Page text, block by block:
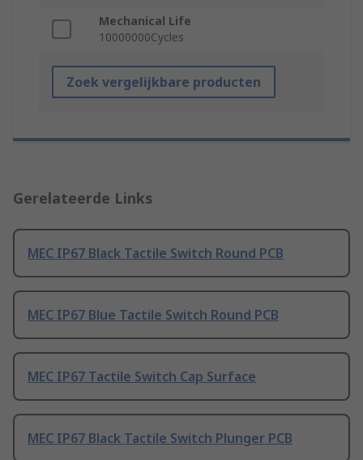
Mechanical Life
10000000Cycles
Zoek vergelijkbare producten
Gerelateerde Links
MEC IP67 Black Tactile Switch Round PCB
MEC IP67 Blue Tactile Switch Round PCB
MEC IP67 Tactile Switch Cap Surface
MEC IP67 Black Tactile Switch Plunger PCB